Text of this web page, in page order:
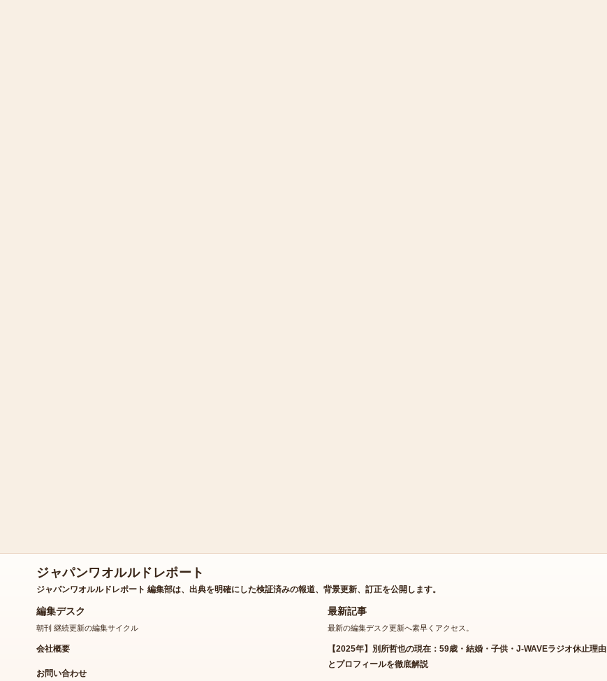
ジャパンワオルルドレポート
ジャパンワオルルドレポート 編集部は、出典を明確にした検証済みの報道、背景更新、訂正を公開します。
編集デスク
朝刊 継続更新の編集サイクル
会社概要
お問い合わせ
最新記事
最新の編集デスク更新へ素早くアクセス。
【2025年】別所哲也の現在：59歳・結婚・子供・J-WAVEラジオ休止理由
とプロフィールを徹底解説